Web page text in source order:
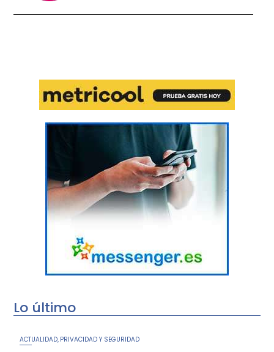
Lo último
ACTUALIDAD PRIVACIDAD Y SEGURIDAD